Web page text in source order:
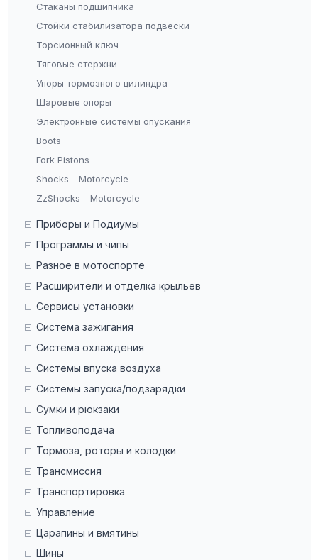
Стаканы подшипника
Стойки стабилизатора подвески
Торсионный ключ
Тяговые стержни
Упоры тормозного цилиндра
Шаровые опоры
Электронные системы опускания
Boots
Fork Pistons
Shocks - Motorcycle
ZzShocks - Motorcycle
Приборы и Подиумы
Программы и чипы
Разное в мотоспорте
Расширители и отделка крыльев
Сервисы установки
Система зажигания
Система охлаждения
Системы впуска воздуха
Системы запуска/подзарядки
Сумки и рюкзаки
Топливоподача
Тормоза, роторы и колодки
Трансмиссия
Транспортировка
Управление
Царапины и вмятины
Шины